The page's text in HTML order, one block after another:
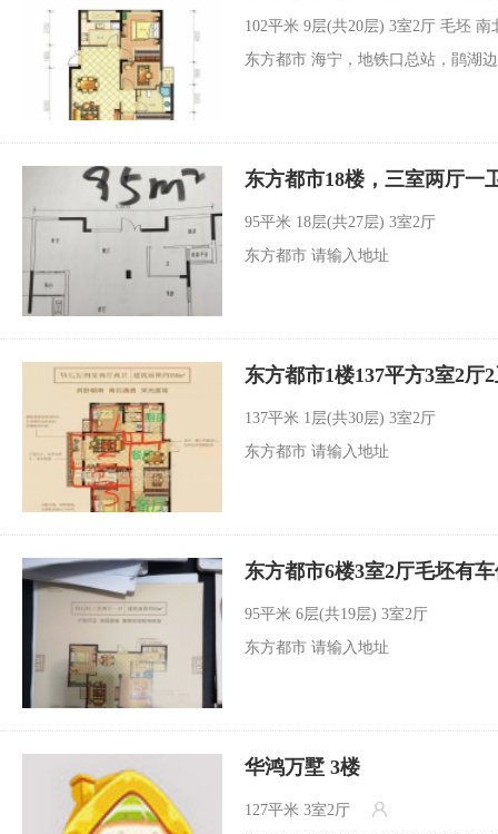
102平米 9层(共20层) 3室2厅 毛坯 南
东方都市 海宁，地铁口总站，鹃湖
东方都市18楼，三室两厅一
95平米 18层(共27层) 3室2厅
东方都市 请输入地址
东方都市1楼137平方3室2厅
137平米 1层(共30层) 3室2厅
东方都市 请输入地址
东方都市6楼3室2厅毛坯有车
95平米 6层(共19层) 3室2厅
东方都市 请输入地址
华鸿万墅 3楼
127平米 3室2厅